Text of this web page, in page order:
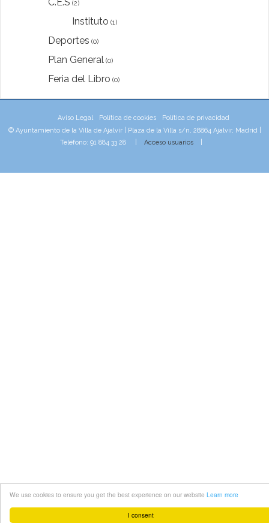
I consent
We use cookies to ensure you get the best experience on our website Learn more
(2)
Instituto (1)
Deportes (0)
Plan General (0)
Feria del Libro (0)
Aviso Legal Política de cookies
Política de privacidad
© Ayuntamiento de la Villa de Ajalvir | Plaza de la Villa s/n, 28864 Ajalvir, Madrid |
Teléfono: 91 884 33 28 | Acceso usuarios|